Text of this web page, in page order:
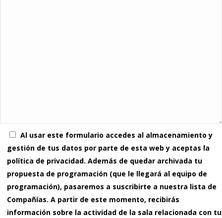
Al usar este formulario accedes al almacenamiento y
gestión de tus datos por parte de esta web y aceptas la
política de privacidad. Además de quedar archivada tu
propuesta de programación (que le llegará al equipo de
programación), pasaremos a suscribirte a nuestra lista de
Compañías. A partir de este momento, recibirás
información sobre la actividad de la sala relacionada con tu